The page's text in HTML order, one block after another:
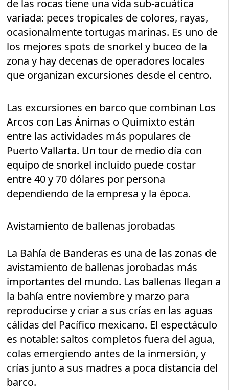
de las rocas tiene una vida sub-acuática
variada: peces tropicales de colores, rayas,
ocasionalmente tortugas marinas. Es uno de
los mejores spots de snorkel y buceo de la
zona y hay decenas de operadores locales
que organizan excursiones desde el centro.
Las excursiones en barco que combinan Los
Arcos con Las Ánimas o Quimixto están
entre las actividades más populares de
Puerto Vallarta. Un tour de medio día con
equipo de snorkel incluido puede costar
entre 40 y 70 dólares por persona
dependiendo de la empresa y la época.
Avistamiento de ballenas jorobadas
La Bahía de Banderas es una de las zonas de
avistamiento de ballenas jorobadas más
importantes del mundo. Las ballenas llegan a
la bahía entre noviembre y marzo para
reproducirse y criar a sus crías en las aguas
cálidas del Pacífico mexicano. El espectáculo
es notable: saltos completos fuera del agua,
colas emergiendo antes de la inmersión, y
crías junto a sus madres a poca distancia del
barco.